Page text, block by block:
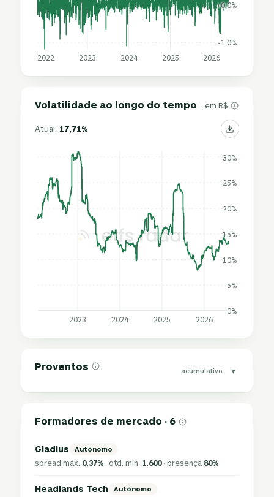
-1,0%
+0,0%
2022 2023 2024 2025 2026
Volatilidade ao longo do tempo · em R$
Atual:17,71%
0%
5%
10%
15%
20%
25%
30%
2023 2024 2025 2026
Proventos acumulativo ▾
Formadores de mercado · 6
Gladius Autônomo
spread máx. 0,37% · qtd. mín.1.600· presença 80%
Headlands Tech Autônomo